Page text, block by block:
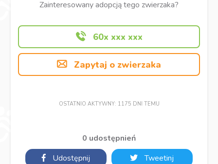
Zainteresowany adopcją tego zwierzaka?
60x xxx xxx
Zapytaj o zwierzaka
OSTATNIO AKTYWNY: 1175 DNI TEMU
0 udostępnień
Udostępnij
Tweetinj